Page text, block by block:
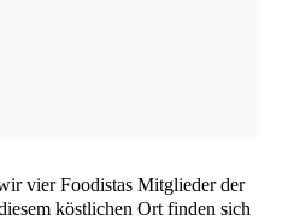
vier Foo­di­stas Mit­glie­der der
köst­li­chen Ort fin­den sich